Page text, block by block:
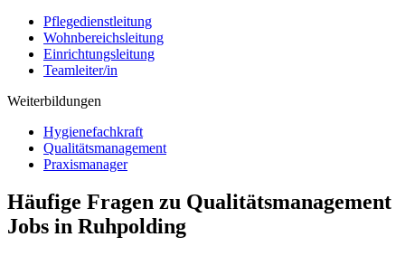
Pflegedienstleitung
Wohnbereichsleitung
Einrichtungsleitung
Teamleiter/in
Weiterbildungen
Hygienefachkraft
Qualitätsmanagement
Praxismanager
Häufige Fragen zu Qualitätsmanagement
Jobs in Ruhpolding